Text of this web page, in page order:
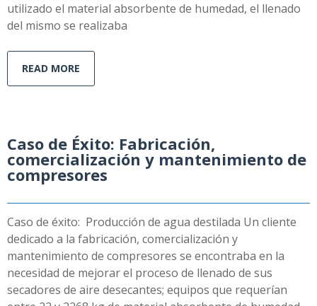
utilizado el material absorbente de humedad, el llenado
del mismo se realizaba
READ MORE
Caso de Éxito: Fabricación,
comercialización y mantenimiento de
compresores
Caso de éxito: Producción de agua destilada Un cliente
dedicado a la fabricación, comercialización y
mantenimiento de compresores se encontraba en la
necesidad de mejorar el proceso de llenado de sus
secadores de aire desecantes; equipos que requerían